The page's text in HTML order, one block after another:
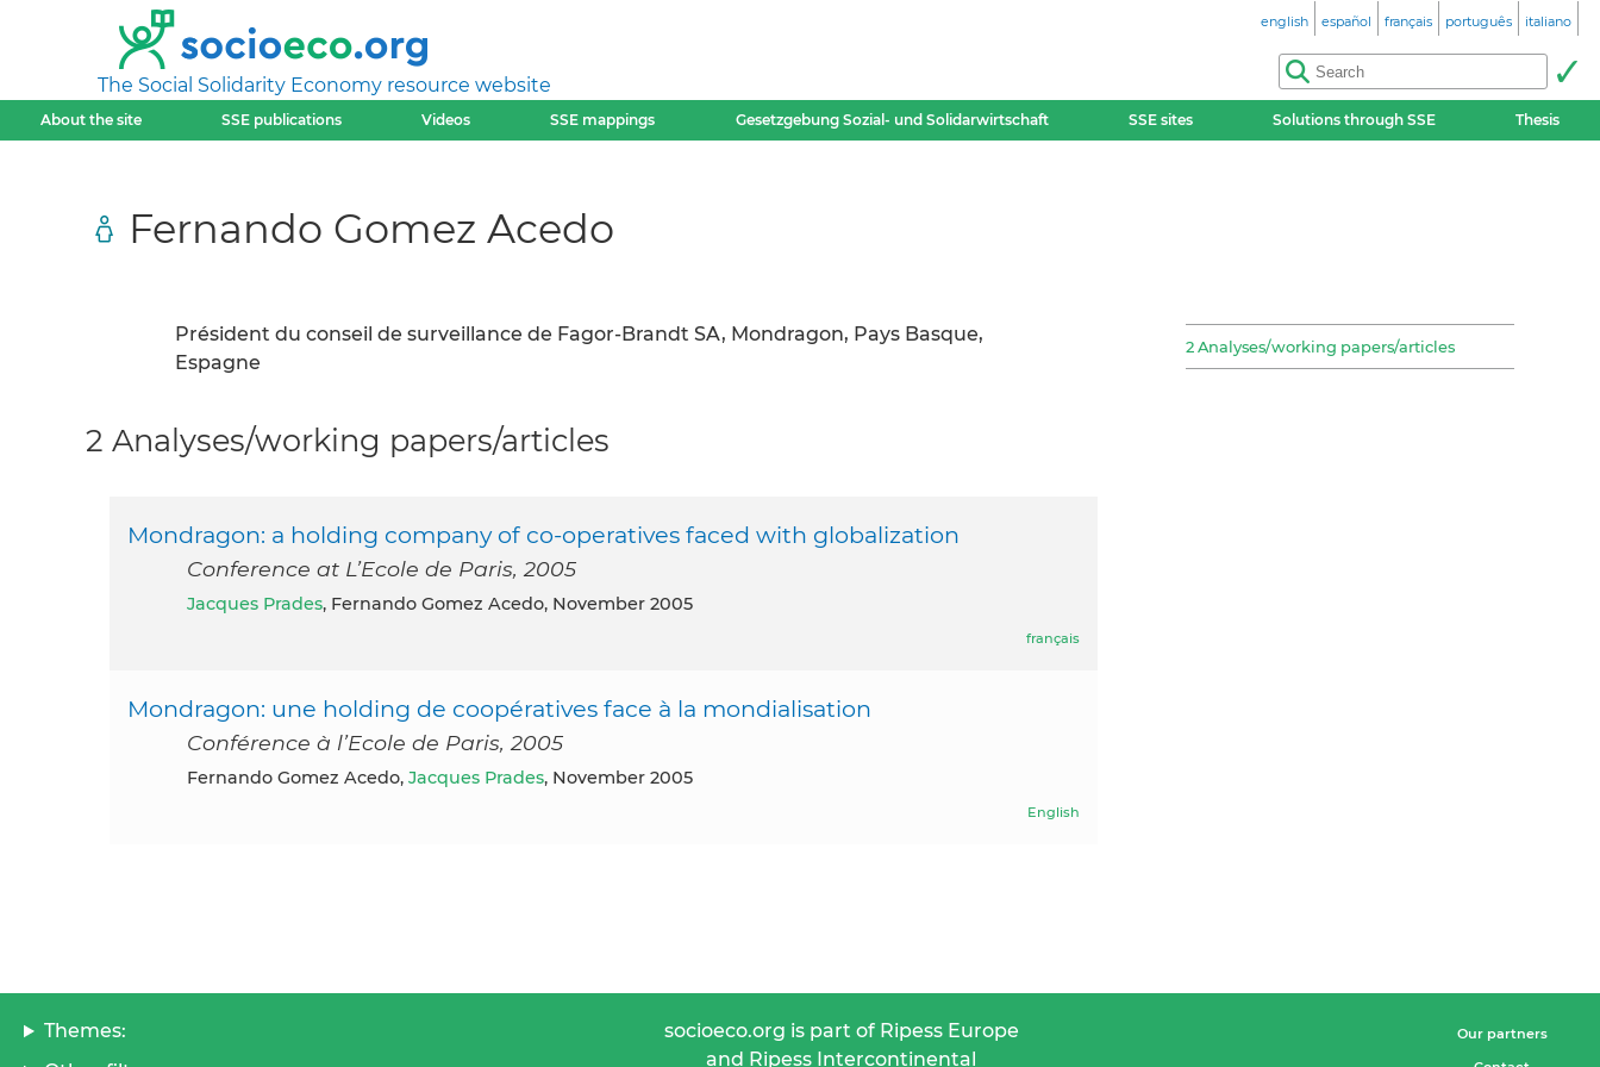
The Social Solidarity Economy resource website
english español français português italiano
About the site SSE publications Videos SSE mappings Gesetzgebung Sozial- und Solidarwirtschaft SSE sites Solutions through SSE Thesis
Fernando Gomez Acedo
Président du conseil de surveillance de Fagor-Brandt SA, Mondragon, Pays Basque,
Espagne
2 Analyses/working papers/articles
2 Analyses/working papers/articles
Mondragon: a holding company of co-operatives faced with globalization
Conference at L’Ecole de Paris, 2005
Jacques Prades, Fernando Gomez Acedo, November 2005
français
Mondragon: une holding de coopératives face à la mondialisation
Conférence à l’Ecole de Paris, 2005
Fernando Gomez Acedo, Jacques Prades, November 2005
English
Themes:
socioeco.org is part of Ripess Europe
and Ripess Intercontinental
Our partners